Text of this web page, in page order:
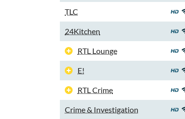
TLC
24Kitchen
RTL Lounge
E!
RTL Crime
Crime & Investigation